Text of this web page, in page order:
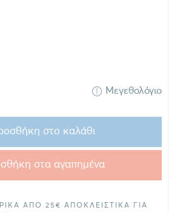
Μεγεθολόγιο
στο καλάθι
στα αγαπημένα
ΑΠΟ 25€ ΑΠΟΚΛΕΙΣΤΙΚΑ ΓΙΑ